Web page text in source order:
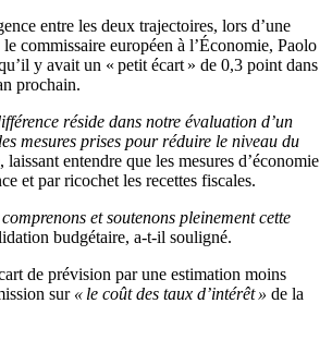
entre les deux trajectoires, lors d’une
commissaire européen à l’Économie, Paolo
y avait un « petit écart » de 0,3 point dans
prochain.
réside dans notre évaluation d’un
mesures prises pour réduire le niveau du
laissant entendre que les mesures d’économie
et par ricochet les recettes fiscales.
et soutenons pleinement cette
budgétaire, a-t-il souligné.
de prévision par une estimation moins
sur « le coût des taux d’intérêt » de la